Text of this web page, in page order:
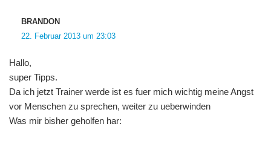
BRANDON
22. Februar 2013 um 23:03
Hallo,
super Tipps.
Da ich jetzt Trainer werde ist es fuer mich wichtig meine Angst
vor Menschen zu sprechen, weiter zu ueberwinden
Was mir bisher geholfen har: